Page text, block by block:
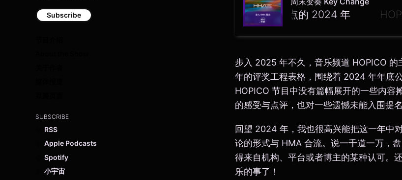
Subscribe
SUBSCRIBE
RSS
Apple Podcasts
Spotify
小宇宙
HOPICO 周杨做客，通过 HMA 盘点的 2024 年
步入 2025 年不久，音乐频道 HOPICO
年的评奖工程表格，围绕着 2024 年年底
HOPICO 节目中没有篇幅展开的一些内容
的感受与点评，也对一些遗憾未能入围提
回望 2024 年，我也很高兴能把这一年中
论的形式与 HMA 合流。说一千道一万，
得来自机构、平台或者博主的某种认可。
乐的事了！